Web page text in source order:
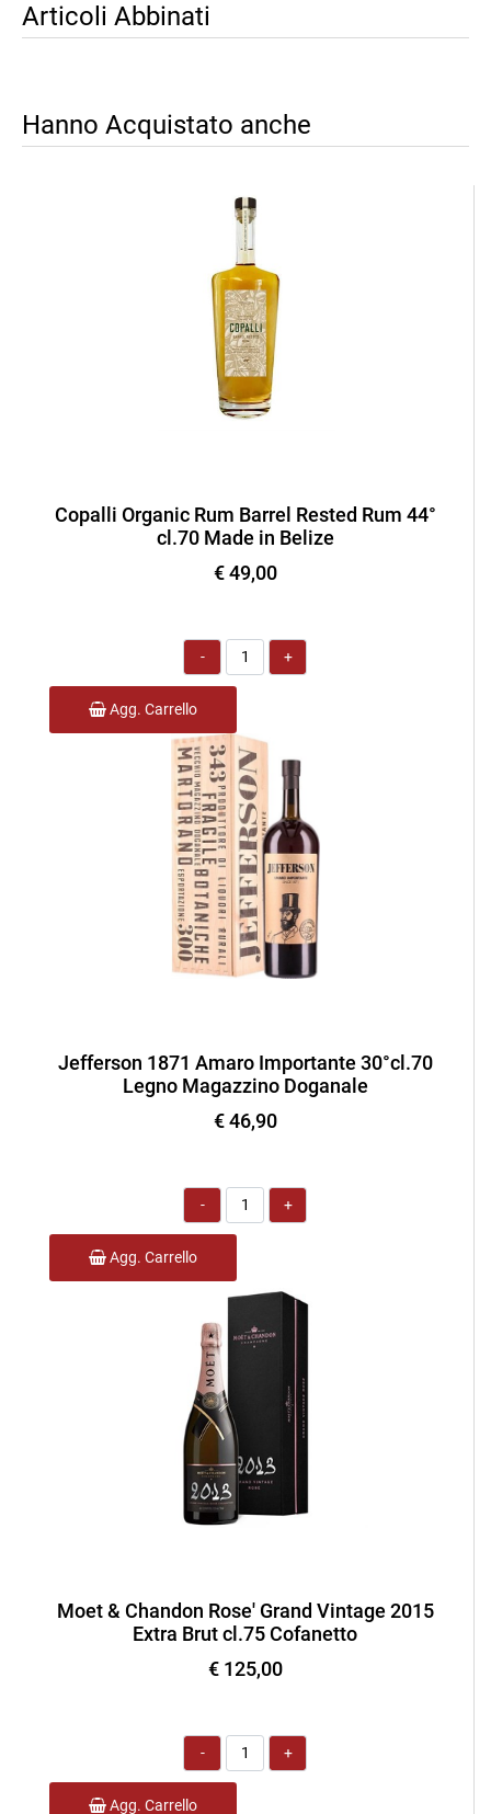
Articoli Abbinati
Hanno Acquistato anche
Copalli Organic Rum Barrel Rested Rum 44°
cl.70 Made in Belize
€ 49,00
Quantità
Agg. Carrello
Jefferson 1871 Amaro Importante 30°cl.70
Legno Magazzino Doganale
€ 46,90
Quantità
Agg. Carrello
Moet & Chandon Rose' Grand Vintage 2015
Extra Brut cl.75 Cofanetto
€ 125,00
Quantità
Agg. Carrello